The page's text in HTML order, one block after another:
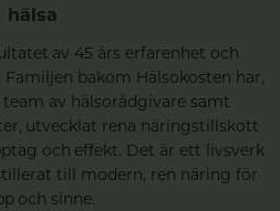
hälsa
av 45 års erfarenhet och
bakom Hälsokosten har,
av hälsorådgivare samt
utvecklat rena näringstillskott
och effekt. Det är ett livsverk
till modern, ren näring för
och sinne.